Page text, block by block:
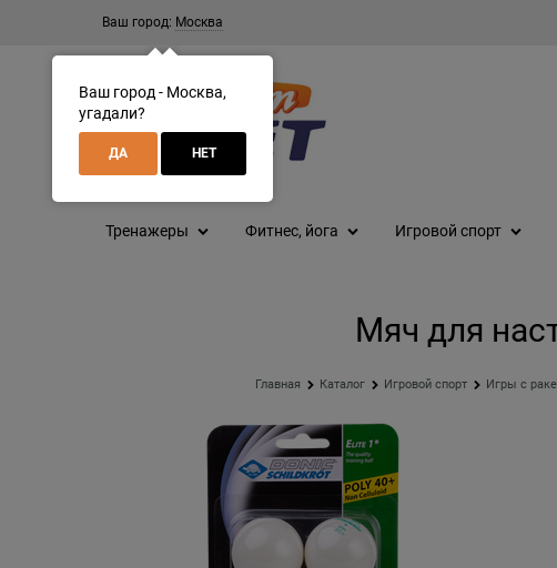
Ваш город: Москва
Тренажеры Фитнес, йога Игровой спорт
Мяч для
Главная Каталог Игровой спорт Игры с
Ваш город - Москва,
угадали?
ДА НЕТ